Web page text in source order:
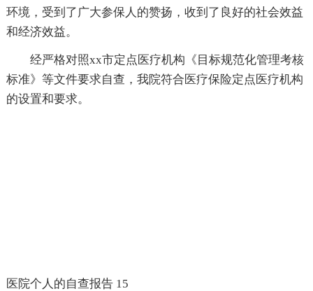
环境，受到了广大参保人的赞扬，收到了良好的社会效益
和经济效益。
经严格对照xx市定点医疗机构《目标规范化管理考核
标准》等文件要求自查，我院符合医疗保险定点医疗机构
的设置和要求。
医院个人的自查报告 15